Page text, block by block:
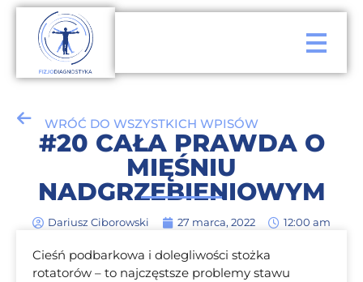
WRÓĆ DO WSZYSTKICH WPISÓW
#20 CAŁA PRAWDA O
MIĘŚNIU
NADGRZEBIENIOWYM
Dariusz Ciborowski 27 marca, 2022 12:00 am
Cieśń podbarkowa i dolegliwości stożka
rotatorów – to najczęstsze problemy stawu